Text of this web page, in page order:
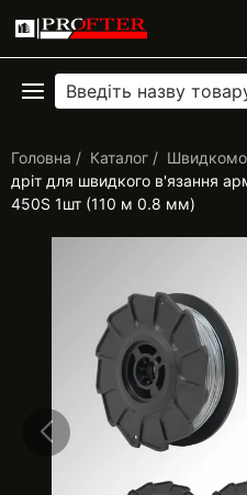
Головна Каталог
дріт для швидкого в'язання
450S 1шт (110 м 0.8 мм)